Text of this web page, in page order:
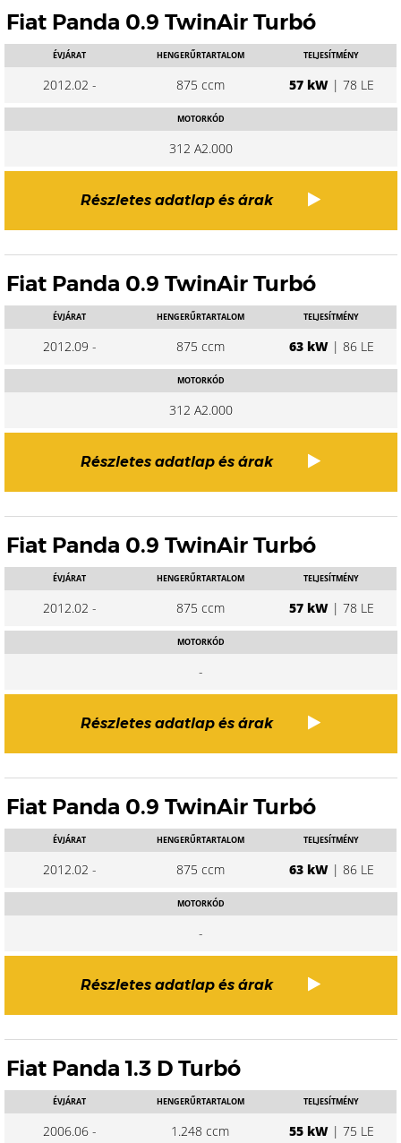
Fiat Panda 0.9 TwinAir Turbó
ÉVJÁRAT
2012.02 -
HENGERŰRTARTALOM
875 ccm
TELJESÍTMÉNY
57 kW| 78 LE
MOTORKÓD
312 A2.000
Részletes adatlap és árak
Fiat Panda 0.9 TwinAir Turbó
ÉVJÁRAT
2012.09 -
HENGERŰRTARTALOM
875 ccm
TELJESÍTMÉNY
63 kW| 86 LE
MOTORKÓD
312 A2.000
Részletes adatlap és árak
Fiat Panda 0.9 TwinAir Turbó
ÉVJÁRAT
2012.02 -
HENGERŰRTARTALOM
875 ccm
TELJESÍTMÉNY
57 kW| 78 LE
MOTORKÓD
-
Részletes adatlap és árak
Fiat Panda 0.9 TwinAir Turbó
ÉVJÁRAT
2012.02 -
HENGERŰRTARTALOM
875 ccm
TELJESÍTMÉNY
63 kW| 86 LE
MOTORKÓD
-
Részletes adatlap és árak
Fiat Panda 1.3 D Turbó
ÉVJÁRAT
2006.06 -
HENGERŰRTARTALOM
1.248 ccm
TELJESÍTMÉNY
55 kW| 75 LE